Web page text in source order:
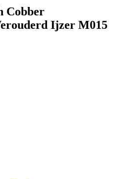
Cobber
Ijzer M015